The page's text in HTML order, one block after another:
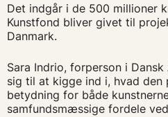
Det indgår i de 500 millioner
Kunstfond bliver givet til
Danmark.
Sara Indrio, forperson i
sig til at kigge ind i, hvad den
betydning for både
samfundsmæssige fordele